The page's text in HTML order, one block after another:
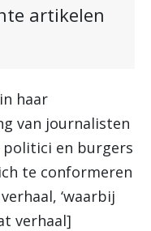
artikelen
haar
van journalisten
en burgers
te conformeren
‘waarbij
verhaal]